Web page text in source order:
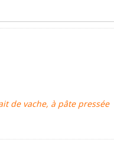
de vache, à pâte pressée